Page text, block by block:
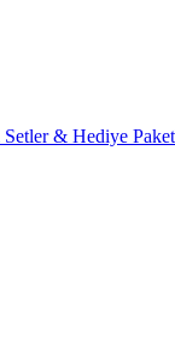
Setler & Hediye